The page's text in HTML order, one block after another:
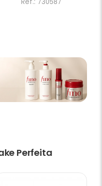
Ref.: 730587
Perfeita